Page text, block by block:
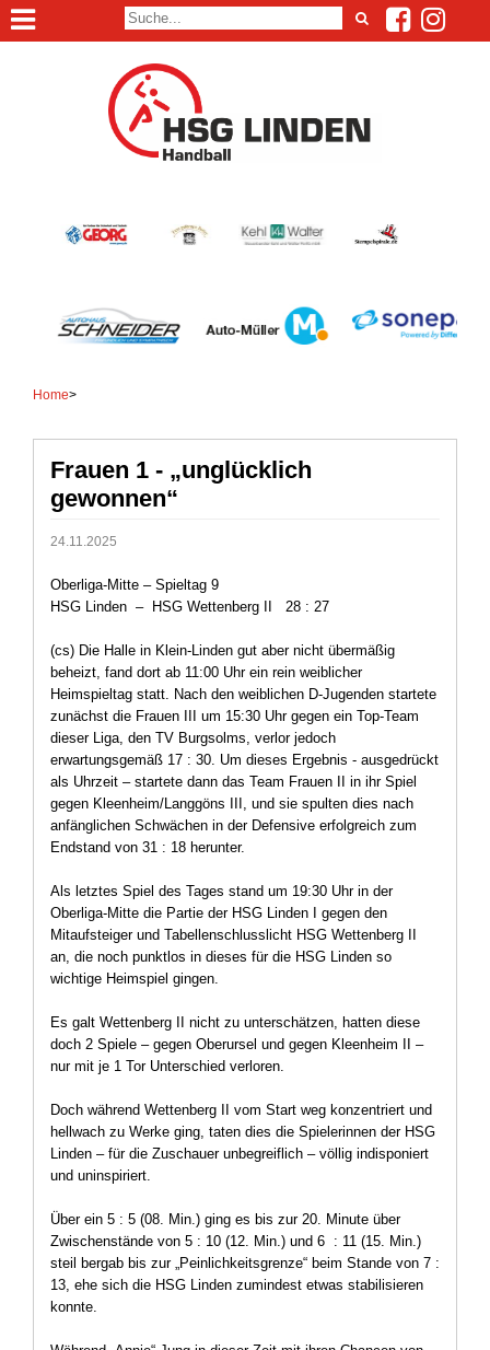
Home>
Frauen 1 - „unglücklich
gewonnen“
24.11.2025
Oberliga-Mitte – Spieltag 9
HSG Linden – HSG Wettenberg II 28 : 27
(cs) Die Halle in Klein-Linden gut aber nicht übermäßig
beheizt, fand dort ab 11:00 Uhr ein rein weiblicher
Heimspieltag statt. Nach den weiblichen D-Jugenden startete
zunächst die Frauen III um 15:30 Uhr gegen ein Top-Team
dieser Liga, den TV Burgsolms, verlor jedoch
erwartungsgemäß 17 : 30. Um dieses Ergebnis - ausgedrückt
als Uhrzeit – startete dann das Team Frauen II in ihr Spiel
gegen Kleenheim/Langgöns III, und sie spulten dies nach
anfänglichen Schwächen in der Defensive erfolgreich zum
Endstand von 31 : 18 herunter.
Als letztes Spiel des Tages stand um 19:30 Uhr in der
Oberliga-Mitte die Partie der HSG Linden I gegen den
Mitaufsteiger und Tabellenschlusslicht HSG Wettenberg II
an, die noch punktlos in dieses für die HSG Linden so
wichtige Heimspiel gingen.
Es galt Wettenberg II nicht zu unterschätzen, hatten diese
doch 2 Spiele – gegen Oberursel und gegen Kleenheim II –
nur mit je 1 Tor Unterschied verloren.
Doch während Wettenberg II vom Start weg konzentriert und
hellwach zu Werke ging, taten dies die Spielerinnen der HSG
Linden – für die Zuschauer unbegreiflich – völlig indisponiert
und uninspiriert.
Über ein 5 : 5 (08. Min.) ging es bis zur 20. Minute über
Zwischenstände von 5 : 10 (12. Min.) und 6 : 11 (15. Min.)
steil bergab bis zur „Peinlichkeitsgrenze“ beim Stande von 7 :
13, ehe sich die HSG Linden zumindest etwas stabilisieren
konnte.